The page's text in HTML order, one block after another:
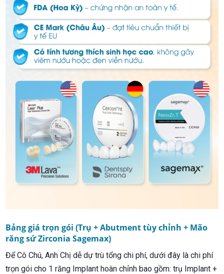
Bảng giá trọn gói (Trụ + Abutment tùy chỉnh + Mão
răng sứ Zirconia Sagemax)
Để Cô Chú, Anh Chị dễ dự trù tổng chi phí, dưới đây là chi phí
trọn gói cho 1 răng Implant hoàn chỉnh bao gồm: trụ Implant +